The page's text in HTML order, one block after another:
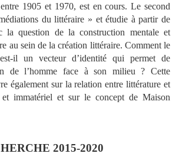
1905 et 1970, est en cours. Le second
du littéraire » et étudie à partir de
la question de la construction mentale et
au sein de la création littéraire. Comment le
il un vecteur d’identité qui permet de
de l’homme face à son milieu ? Cette
également sur la relation entre littérature et
et immatériel et sur le concept de Maison
2015-2020